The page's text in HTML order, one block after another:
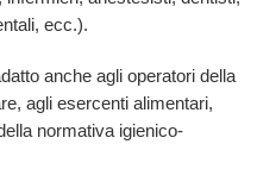
ecc.).
anche agli operatori della
agli esercenti alimentari,
normativa igienico-